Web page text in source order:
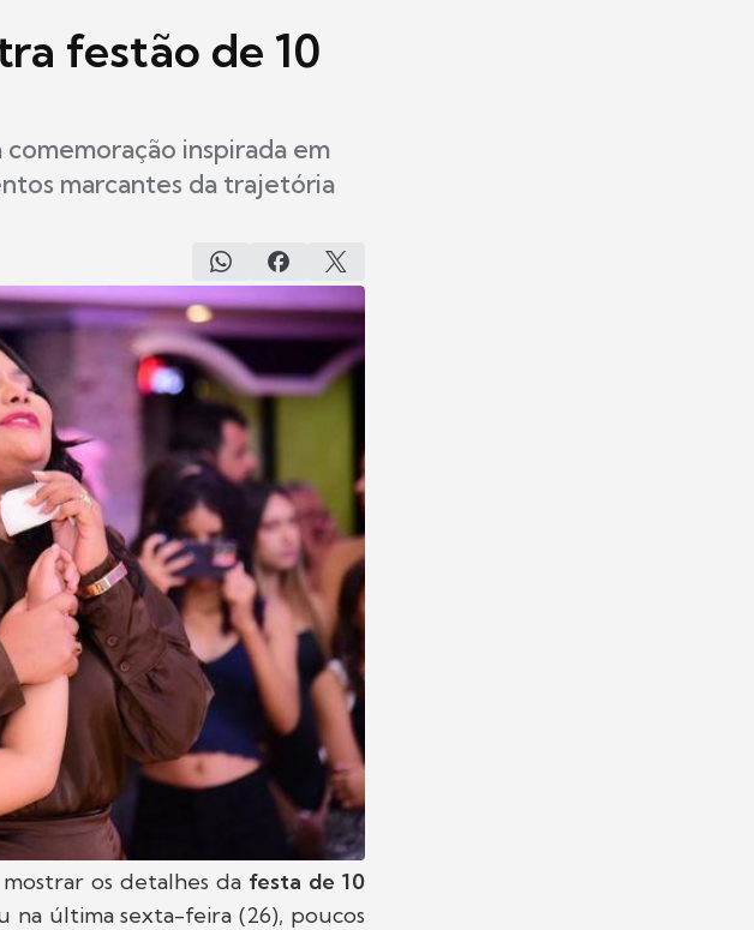
festão de 10
inspirada em
marcantes da trajetória
os detalhes da festa de 10
na última sexta-feira (26), poucos